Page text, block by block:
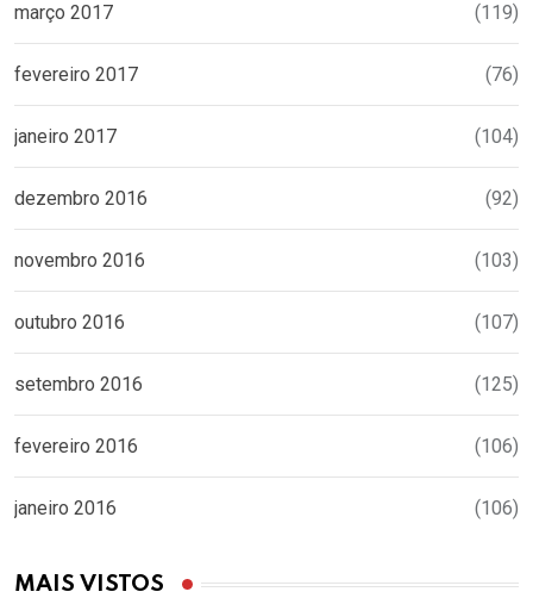
março 2017 (119)
fevereiro 2017 (76)
janeiro 2017 (104)
dezembro 2016 (92)
novembro 2016 (103)
outubro 2016 (107)
setembro 2016 (125)
fevereiro 2016 (106)
janeiro 2016 (106)
MAIS VISTOS